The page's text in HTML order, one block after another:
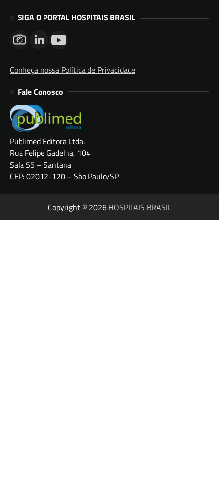
SIGA O PORTAL HOSPITAIS BRASIL
Conheça nossa Política de Privacidade
Fale Conosco
Publimed Editora Ltda.
Rua Felipe Gadelha, 104
Sala 55 – Santana
CEP: 02012-120 – São Paulo/SP
Copyright © 2026 HOSPITAIS BRASIL